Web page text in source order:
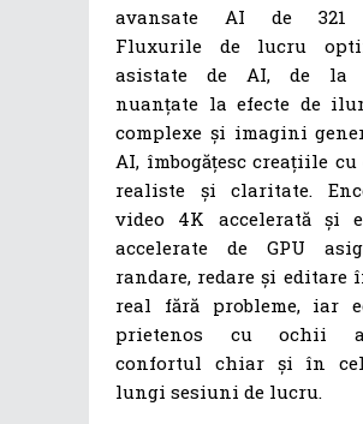
avansate AI de 321
Fluxurile de lucru
asistate de AI, de la
nuanțate la efecte de
complexe și imagini
AI, îmbogățesc creațiile
realiste și claritate.
video 4K accelerată și
accelerate de GPU
randare, redare și editare
real fără probleme, iar
prietenos cu ochii
confortul chiar și în
lungi sesiuni de lucru.